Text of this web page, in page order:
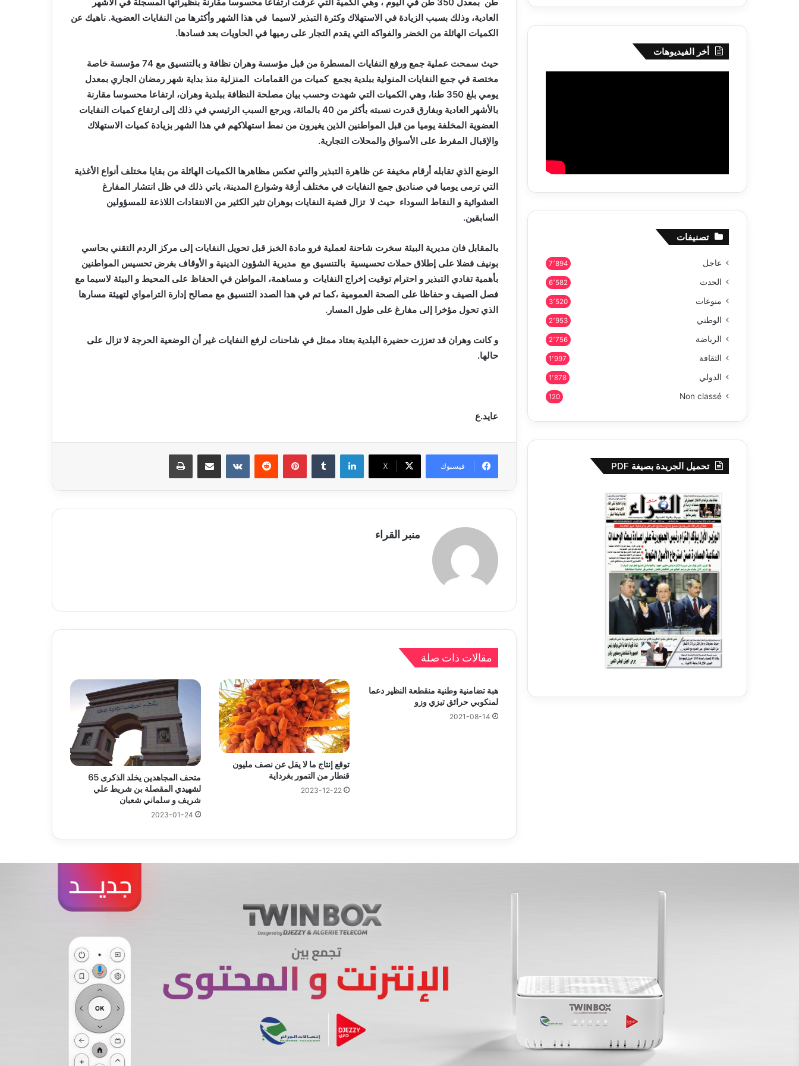
العادية، وذلك بسبب الزيادة في الاستهلاك وكثرة التبذير لاسيما في هذا الشهر وأكثرها من النفايات العضوية. ناهيك عن
الكميات الهائلة من الخضر والفواكه التي يقدم التجار على رميها في الحاويات بعد فسادها.
حيث سمحت عملية جمع ورفع النفايات المسطرة من قبل مؤسسة وهران نظافة و بالتنسيق مع 74 مؤسسة خاصة
مختصة في جمع النفايات المنولية ببلدية بجمع كميات من القمامات المنزلية منذ بداية شهر رمضان الجاري بمعدل
يومي بلغ 350 طنا، وهي الكميات التي شهدت وحسب بيان مصلحة النظافة ببلدية وهران، ارتفاعا محسوسا مقارنة
بالأشهر العادية وبفارق قدرت نسبته بأكثر من 40 بالمائة، ويرجع السبب الرئيسي في ذلك إلى ارتفاع كميات النفايات
العضوية المخلفة يوميا من قبل المواطنين الذين يغيرون من نمط استهلاكهم في هذا الشهر بزيادة كميات الاستهلاك
والإقبال المفرط على الأسواق والمحلات التجارية.
الوضع الذي تقابله أرقام مخيفة عن ظاهرة التبذير والتي تعكس مظاهرها الكميات الهائلة من بقايا مختلف أنواع الأغذية
التي ترمى يوميا في صناديق جمع النفايات في مختلف أزقة وشوارع المدينة، ياتي ذلك في ظل انتشار المفارغ
العشوائية و النقاط السوداء حيث لا تزال قضية النفايات بوهران تثير الكثير من الانتقادات اللاذعة للمسؤولين
السابقين.
بالمقابل فان مديرية البيئة سخرت شاحنة لعملية فرو مادة الخبز قبل تحويل النفايات إلى مركز الردم التقني بحاسي
بونيف فضلا على إطلاق حملات تحسيسية بالتنسيق مع مديرية الشؤون الدينية و الأوقاف بغرض تحسيس المواطنين
بأهمية تفادي التبذير و احترام توقيت إخراج النفايات و مساهمة، المواطن في الحفاظ على المحيط و البيئة لاسيما مع
فصل الصيف و حفاظا على الصحة العمومية ،كما تم في هدا الصدد التنسيق مع مصالح إدارة الترامواي لتهيئة مسارها
الذي تحول مؤخرا إلى مفارغ على طول المسار.
و كانت وهران قد تعززت حضيرة البلدية بعتاد ممثل في شاحنات لرفع النفايات غير أن الوضعية الحرجة لا تزال على
حالها.
عايد.ع
فيسبوك X
لينكدإن بينتيريست مشاركة عبر البريد
منبر القراء
مقالات ذات صلة
هبة تضامنية وطنية منقطعة النظير دعما
لمنكوبي حرائق تيزي وزو
2021-08-14
توقع إنتاج ما لا يقل عن نصف مليون
قنطار من التمور بغرداية
2023-12-22
متحف المجاهدين يخلد الذكرى 65
لشهيدي المقصلة بن شريط علي
شريف و سلماني شعبان
2023-01-24
أخر الفيديوهات
تصنيفات
عاجل 7٬894
الحدث 6٬582
منوعات 3٬520
الوطني 2٬953
الرياضة 2٬756
الثقافة 1٬997
الدولي 1٬878
Non classé
120
تحميل الجريدة بصيغة PDF